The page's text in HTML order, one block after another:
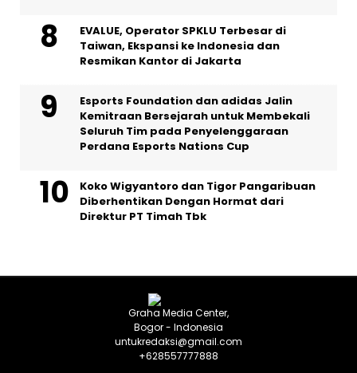
EVALUE, Operator SPKLU Terbesar di
Taiwan, Ekspansi ke Indonesia dan
Resmikan Kantor di Jakarta
Esports Foundation dan adidas Jalin
Kemitraan Bersejarah untuk Membekali
Seluruh Tim pada Penyelenggaraan
Perdana Esports Nations Cup
Koko Wigyantoro dan Tigor Pangaribuan
Diberhentikan Dengan Hormat dari
Direktur PT Timah Tbk
Graha Media Center,
Bogor - Indonesia
untukredaksi@gmail.com
+628557777888